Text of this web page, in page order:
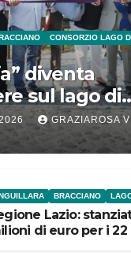
CONSORZIO LAGO
diventa
sul lago di
ieriGRAZIAROSA
BRACCIANO
Lazio:
di euro per i 22